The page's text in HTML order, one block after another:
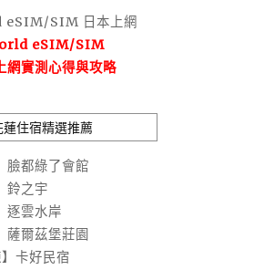
eSIM/SIM
網實測心得與攻略
蓮住宿精選推薦
臉都綠了會館
鈴之宇
逐雲水岸
薩爾茲堡莊園
卡好民宿